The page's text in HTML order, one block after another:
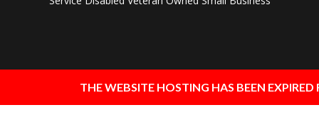
THE WEBSITE HOSTING HAS BEEN EXPIRED